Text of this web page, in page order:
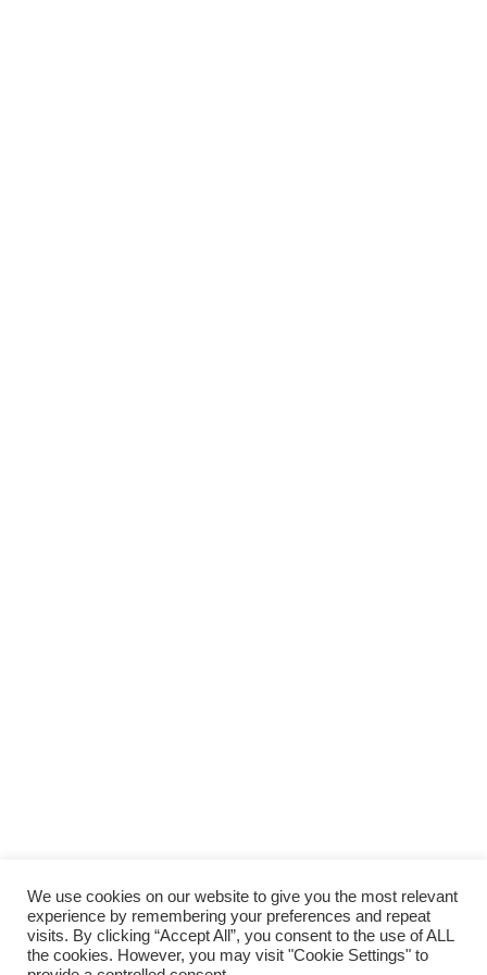
We use cookies on our website to give you the most relevant
experience by remembering your preferences and repeat
visits. By clicking “Accept All”, you consent to the use of ALL
the cookies. However, you may visit "Cookie Settings" to